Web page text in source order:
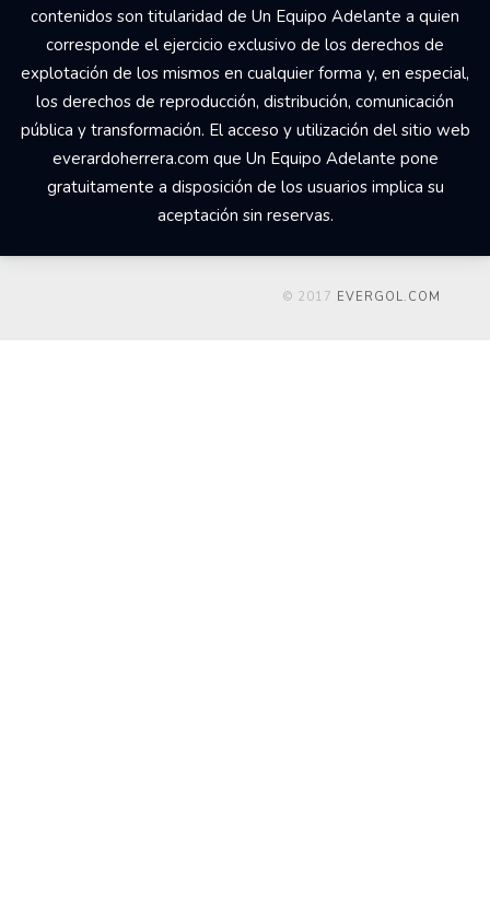
contenidos son titularidad de Un Equipo Adelante a quien
corresponde el ejercicio exclusivo de los derechos de
explotación de los mismos en cualquier forma y, en especial,
los derechos de reproducción, distribución, comunicación
pública y transformación. El acceso y utilización del sitio web
everardoherrera.com que Un Equipo Adelante pone
gratuitamente a disposición de los usuarios implica su
aceptación sin reservas.
© 2017 EVERGOL.COM